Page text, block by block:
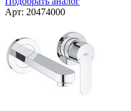
Арт: 20474000